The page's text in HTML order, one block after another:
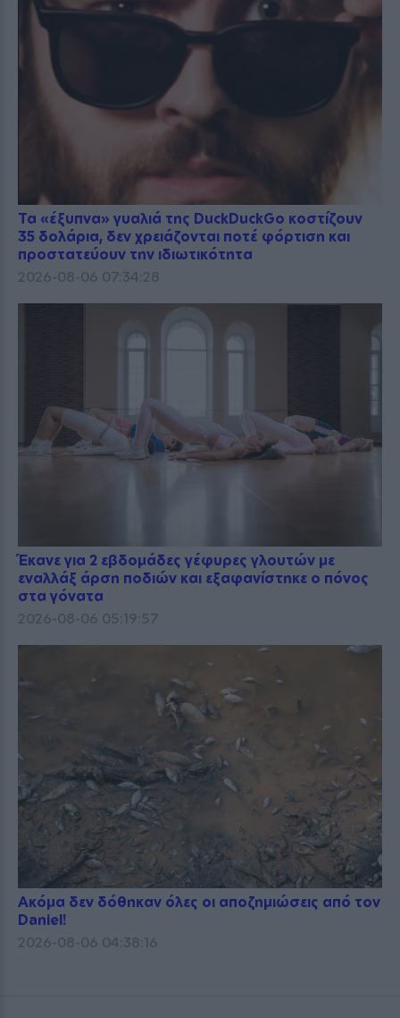
Τα «έξυπνα» γυαλιά της DuckDuckGo κοστίζουν
35 δολάρια, δεν χρειάζονται ποτέ φόρτιση και
προστατεύουν την ιδιωτικότητα
2026-08-06 07:34:28
Έκανε για 2 εβδομάδες γέφυρες γλουτών με
εναλλάξ άρση ποδιών και εξαφανίστηκε ο πόνος
στα γόνατα
2026-08-06 05:19:57
Ακόμα δεν δόθηκαν όλες οι αποζημιώσεις από τον
Daniel!
2026-08-06 04:38:16